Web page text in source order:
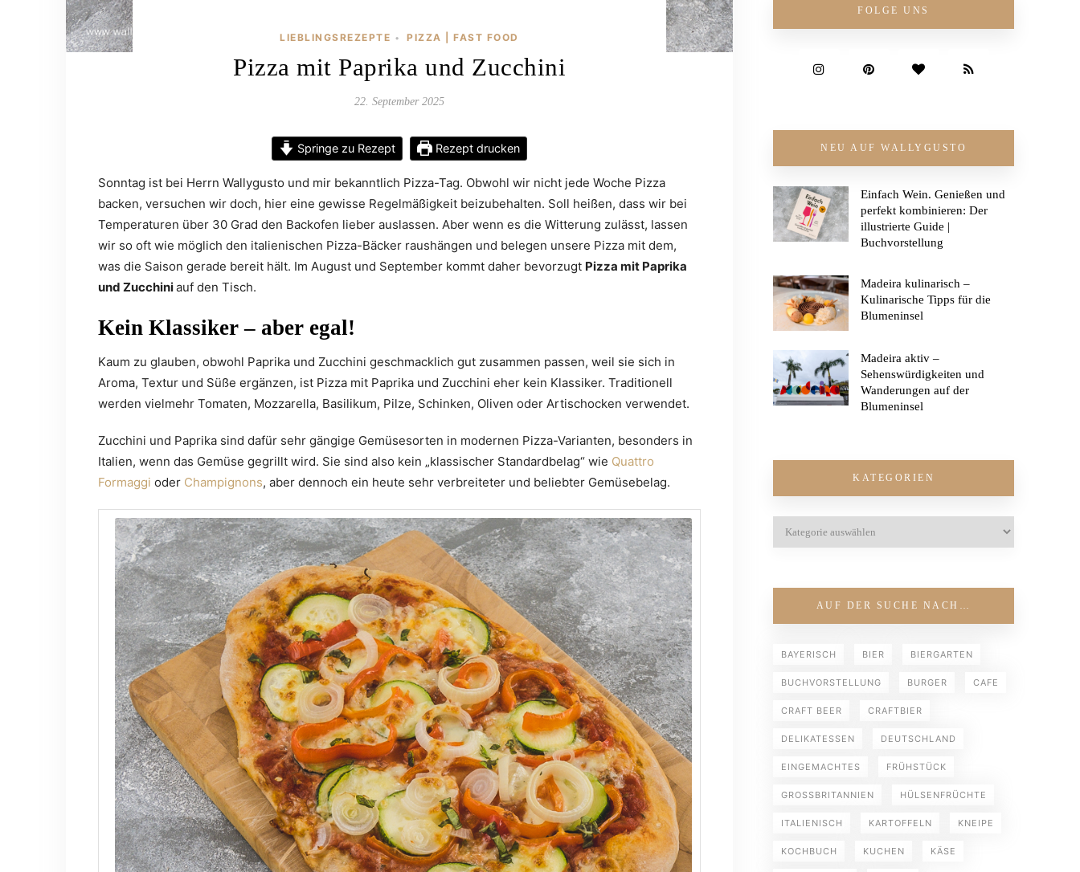
LIEBLINGSREZEPTE • PIZZA | FAST FOOD
Pizza mit Paprika und Zucchini
22. September 2025
Springe zu Rezept Rezept drucken
Sonntag ist bei Herrn Wallygusto und mir bekanntlich Pizza-Tag. Obwohl wir nicht jede Woche Pizza
backen, versuchen wir doch, hier eine gewisse Regelmäßigkeit beizubehalten. Soll heißen, dass wir bei
Temperaturen über 30 Grad den Backofen lieber auslassen. Aber wenn es die Witterung zulässt, lassen
wir so oft wie möglich den italienischen Pizza-Bäcker raushängen und belegen unsere Pizza mit dem,
was die Saison gerade bereit hält. Im August und September kommt daher bevorzugt Pizza mit Paprika
und Zucchiniauf den Tisch.
Kein Klassiker – aber egal!
Kaum zu glauben, obwohl Paprika und Zucchini geschmacklich gut zusammen passen, weil sie sich in
Aroma, Textur und Süße ergänzen, ist Pizza mit Paprika und Zucchini eher kein Klassiker. Traditionell
werden vielmehr Tomaten, Mozzarella, Basilikum, Pilze, Schinken, Oliven oder Artischocken verwendet.
Zucchini und Paprika sind dafür sehr gängige Gemüsesorten in modernen Pizza-Varianten, besonders in
Italien, wenn das Gemüse gegrillt wird. Sie sind also kein „klassischer Standardbelag“ wie Quattro
Formaggi oder Champignons, aber dennoch ein heute sehr verbreiteter und beliebter Gemüsebelag.
FOLGE UNS
NEU AUF WALLYGUSTO
Einfach Wein. Genießen und
perfekt kombinieren: Der
illustrierte Guide |
Buchvorstellung
Madeira kulinarisch –
Kulinarische Tipps für die
Blumeninsel
Madeira aktiv –
Sehenswürdigkeiten und
Wanderungen auf der
Blumeninsel
KATEGORIEN
AUF DER SUCHE NACH…
BAYERISCH BIER BIERGARTEN
BUCHVORSTELLUNG BURGER CAFE
CRAFT BEER CRAFTBIER
DELIKATESSEN DEUTSCHLAND
EINGEMACHTES FRÜHSTÜCK
GROSSBRITANNIEN HÜLSENFRÜCHTE
ITALIENISCH KARTOFFELN KNEIPE
KOCHBUCH KUCHEN KÄSE